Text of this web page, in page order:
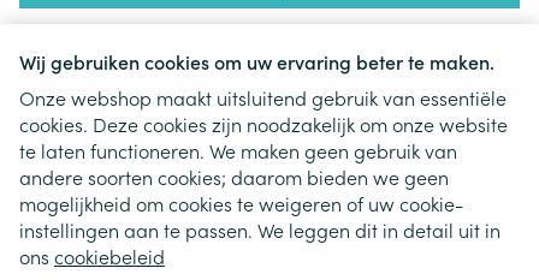
Wij gebruiken cookies om uw ervaring beter te maken.
Onze webshop maakt uitsluitend gebruik van essentiële
cookies. Deze cookies zijn noodzakelijk om onze website
te laten functioneren. We maken geen gebruik van
andere soorten cookies; daarom bieden we geen
mogelijkheid om cookies te weigeren of uw cookie-
instellingen aan te passen. We leggen dit in detail uit in
ons cookiebeleid
nieuwsbrief en gaat u akkoord met onzeprivacy policy.
Juridische links